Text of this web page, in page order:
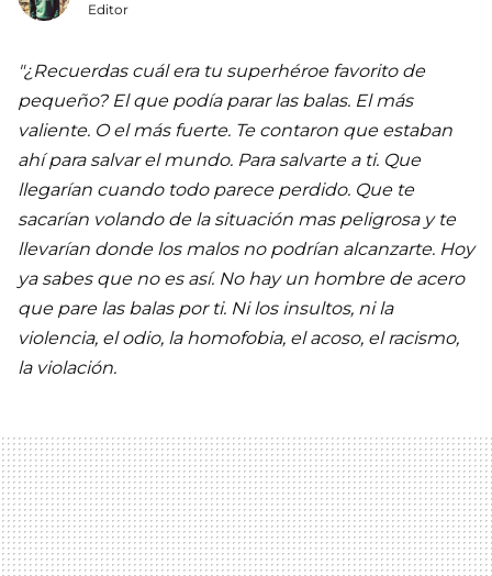
Editor
"¿Recuerdas cuál era tu superhéroe favorito de
pequeño? El que podía parar las balas. El más
valiente. O el más fuerte. Te contaron que estaban
ahí para salvar el mundo. Para salvarte a ti. Que
llegarían cuando todo parece perdido. Que te
sacarían volando de la situación mas peligrosa y te
llevarían donde los malos no podrían alcanzarte. Hoy
ya sabes que no es así. No hay un hombre de acero
que pare las balas por ti. Ni los insultos, ni la
violencia, el odio, la homofobia, el acoso, el racismo,
la violación.